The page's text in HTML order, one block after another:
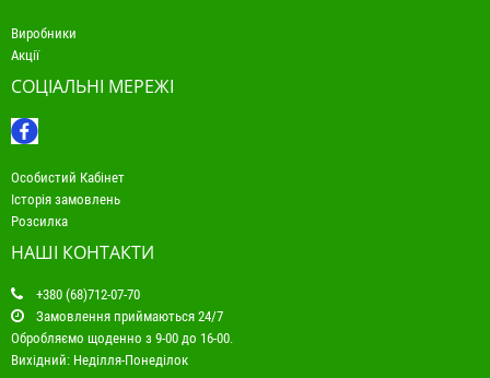
Виробники
Акції
СОЦІАЛЬНІ МЕРЕЖІ
Особистий Кабінет
Історія замовлень
Розсилка
НАШІ КОНТАКТИ
+380 (68)712-07-70
Замовлення приймаються 24/7
Обробляємо щоденно з 9-00 до 16-00.
Вихідний: Неділля-Понеділок